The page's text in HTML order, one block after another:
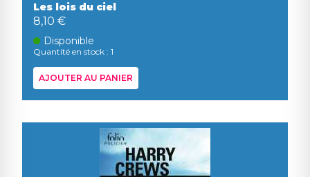
Les lois du ciel
8,10 €
Disponible
Quantité en stock : 1
AJOUTER AU PANIER